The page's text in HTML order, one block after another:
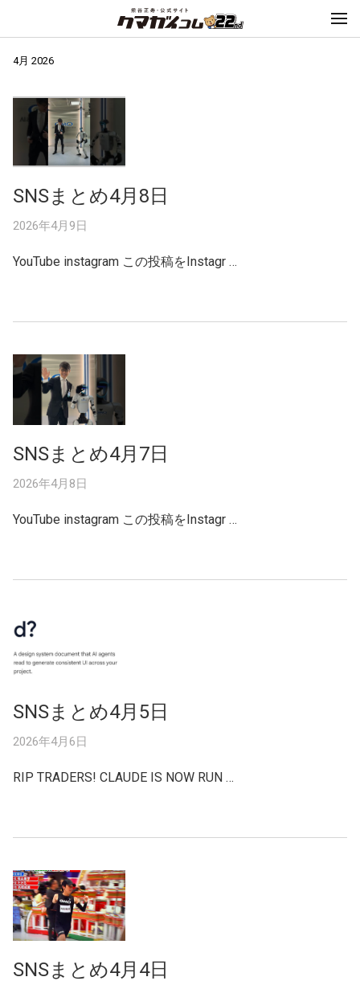
4月 2026
SNSまとめ4月8日
2026年4月9日
YouTube instagram この投稿をInstagr …
SNSまとめ4月7日
2026年4月8日
YouTube instagram この投稿をInstagr …
SNSまとめ4月5日
2026年4月6日
RIP TRADERS! CLAUDE IS NOW RUN …
SNSまとめ4月4日